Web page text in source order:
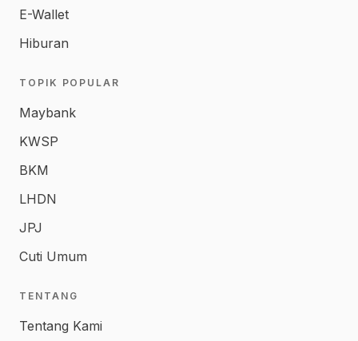
E-Wallet
Hiburan
TOPIK POPULAR
Maybank
KWSP
BKM
LHDN
JPJ
Cuti Umum
TENTANG
Tentang Kami